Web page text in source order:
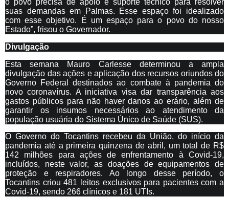
suas demandas em Palmas. Esse espaço foi idealizado
com esse objetivo. É um espaço para o povo do nosso
Estado”, frisou o Governador.
Divulgação
Esta semana Mauro Carlesse determinou a ampla
divulgação das ações e aplicação dos recursos oriundos do
Governo Federal destinados ao combate à pandemia do
novo coronavírus. A iniciativa visa dar transparência aos
gastos públicos para não haver danos ao erário, além de
garantir os insumos necessários ao atendimento da
população usuária do Sistema Único de Saúde (SUS).
O Governo do Tocantins recebeu da União, do início da
pandemia até a primeira quinzena de abril, um total de R$
142 milhões para ações de enfrentamento à Covid-19,
incluídos, neste valor, as doações de equipamentos de
proteção e respiradores. Ao longo desse período, o
Tocantins criou 481 leitos exclusivos para pacientes com a
Covid-19, sendo 266 clínicos e 181 UTIs.